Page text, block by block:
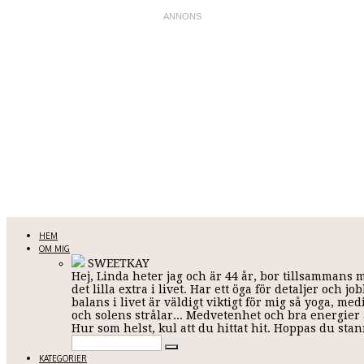
HEM
OM MIG
SWEETKAY
Hej, Linda heter jag och är 44 år, bor tillsammans
det lilla extra i livet. Har ett öga för detaljer och
balans i livet är väldigt viktigt för mig så yoga,
och solens strålar... Medvetenhet och bra
Hur som helst, kul att du hittat hit. Hoppas du
KATEGORIER
LINDA KARLSSON
Allt mellan himmel och jord